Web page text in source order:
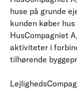
huse på grunde
kunden køber
HusCompagniet
aktiviteter i
tilhørende